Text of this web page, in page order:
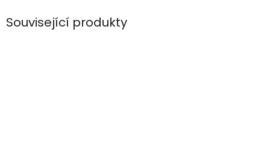
Související produkty